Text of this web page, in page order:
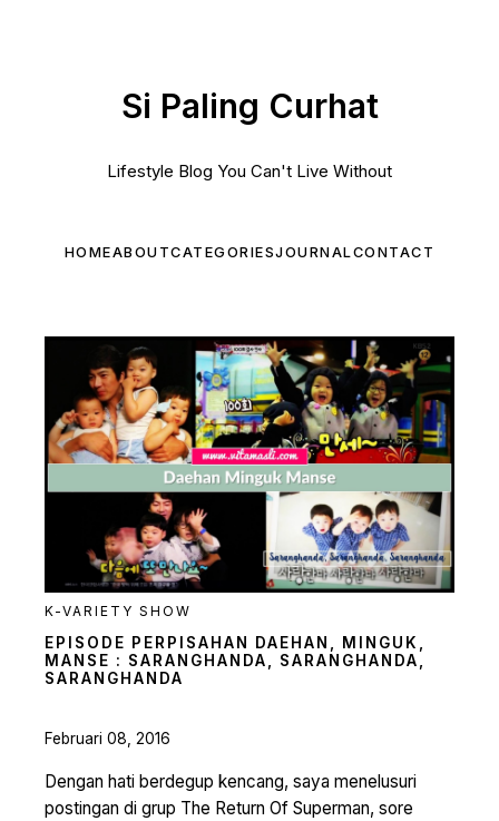
Si Paling Curhat
Lifestyle Blog You Can't Live Without
HOMEABOUTCATEGORIESJOURNALCONTACT
K-VARIETY SHOW
EPISODE PERPISAHAN DAEHAN, MINGUK,
MANSE : SARANGHANDA, SARANGHANDA,
SARANGHANDA
Februari 08, 2016
Dengan hati berdegup kencang, saya menelusuri
postingan di grup The Return Of Superman, sore